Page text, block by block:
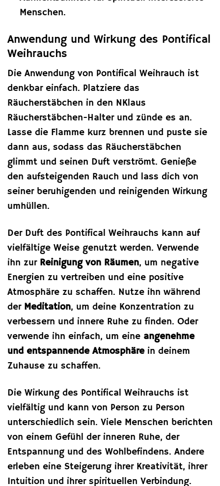
Menschen.
Anwendung und Wirkung des Pontifical
Weihrauchs
Die Anwendung von Pontifical Weihrauch ist
denkbar einfach. Platziere das
Räucherstäbchen in den NKlaus
Räucherstäbchen-Halter und zünde es an.
Lasse die Flamme kurz brennen und puste sie
dann aus, sodass das Räucherstäbchen
glimmt und seinen Duft verströmt. Genieße
den aufsteigenden Rauch und lass dich von
seiner beruhigenden und reinigenden Wirkung
umhüllen.
Der Duft des Pontifical Weihrauchs kann auf
vielfältige Weise genutzt werden. Verwende
ihn zur Reinigung von Räumen, um negative
Energien zu vertreiben und eine positive
Atmosphäre zu schaffen. Nutze ihn während
der Meditation, um deine Konzentration zu
verbessern und innere Ruhe zu finden. Oder
verwende ihn einfach, um eine angenehme
und entspannende Atmosphärein deinem
Zuhause zu schaffen.
Die Wirkung des Pontifical Weihrauchs ist
vielfältig und kann von Person zu Person
unterschiedlich sein. Viele Menschen berichten
von einem Gefühl der inneren Ruhe, der
Entspannung und des Wohlbefindens. Andere
erleben eine Steigerung ihrer Kreativität, ihrer
Intuition und ihrer spirituellen Verbindung.